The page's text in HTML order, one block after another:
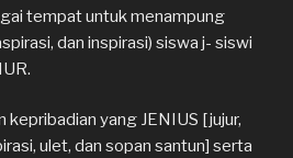
tempat untuk menampung
dan inspirasi) siswa j- siswi
yang JENIUS [jujur,
ulet, dan sopan santun] serta